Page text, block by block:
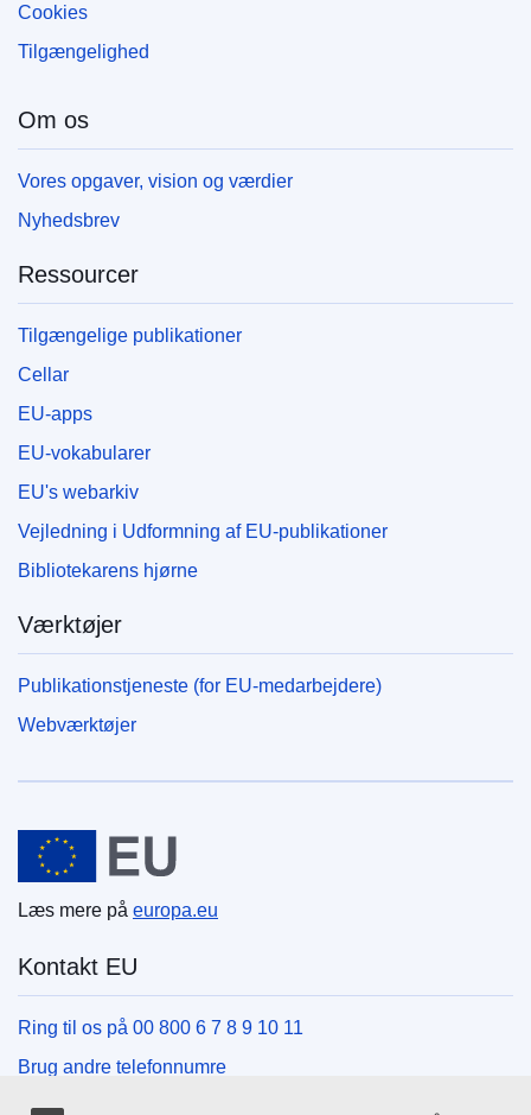
Cookies
Tilgængelighed
Om os
Vores opgaver, vision og værdier
Nyhedsbrev
Ressourcer
Tilgængelige publikationer
Cellar
EU-apps
EU-vokabularer
EU's webarkiv
Vejledning i Udformning af EU-publikationer
Bibliotekarens hjørne
Værktøjer
Publikationstjeneste (for EU-medarbejdere)
Webværktøjer
Den Europæiske Union
Læs mere på europa.eu
Kontakt EU
Ring til os på 00 800 6 7 8 9 10 11
Brug andre telefonnumre
Skriv til os via vores kontaktformular